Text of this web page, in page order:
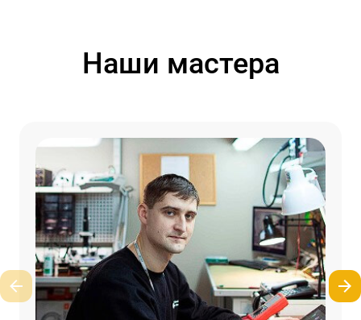
Наши мастера